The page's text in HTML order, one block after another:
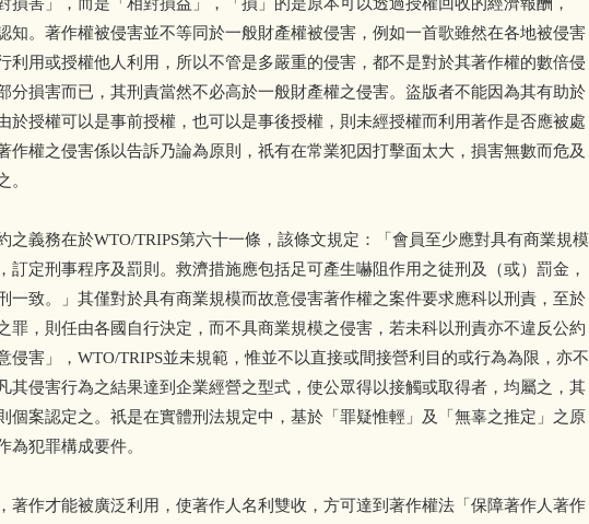
知。著作權被侵害並不等同於一般財產權被侵害，例如一首歌雖然在各地被侵害
利用或授權他人利用，所以不管是多嚴重的侵害，都不是對於其著作權的數倍侵
分損害而已，其刑責當然不必高於一般財產權之侵害。盜版者不能因為其有助於
於授權可以是事前授權，也可以是事後授權，則未經授權而利用著作是否應被處
作權之侵害係以告訴乃論為原則，祇有在常業犯因打擊面太大，損害無數而危及
。
之義務在於WTO/TRIPS第六十一條，該條文規定：「會員至少應對具有商業規模
訂定刑事程序及罰則。救濟措施應包括足可產生嚇阻作用之徒刑及（或）罰金，
一致。」其僅對於具有商業規模而故意侵害著作權之案件要求應科以刑責，至於
罪，則任由各國自行決定，而不具商業規模之侵害，若未科以刑責亦不違反公約
侵害」，WTO/TRIPS並未規範，惟並不以直接或間接營利目的或行為為限，亦不
其侵害行為之結果達到企業經營之型式，使公眾得以接觸或取得者，均屬之，其
個案認定之。祇是在實體刑法規定中，基於「罪疑惟輕」及「無辜之推定」之原
為犯罪構成要件。
著作才能被廣泛利用，使著作人名利雙收，方可達到著作權法「保障著作人著作